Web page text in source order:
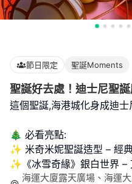
節日限定 聖誕Moments
聖誕好去處！迪士尼聖誕
這個聖誕,海港城化身成迪
🎄 必看亮點:
✨ 米奇米妮聖誕造型 – 經
✨《冰雪奇緣》銀白世界 –
海運大廈露天廣場、海運